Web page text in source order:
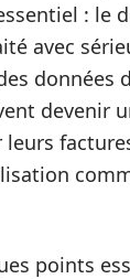
: le
avec
données
devenir
points